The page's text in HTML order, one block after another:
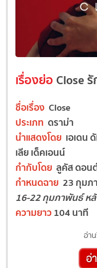
เรื่องย่อ Close
ชื่อเรื่อง Close
ประเภท ดราม่า
นำแสดงโดย เอเดน
เลีย เด็คเอนน์
กำกับโดย ลูคัส ดอน
กำหนดฉาย 23 กุมภ
16-22 กุมภาพันธ์ หลั
ความยาว104 นาที
อ่า